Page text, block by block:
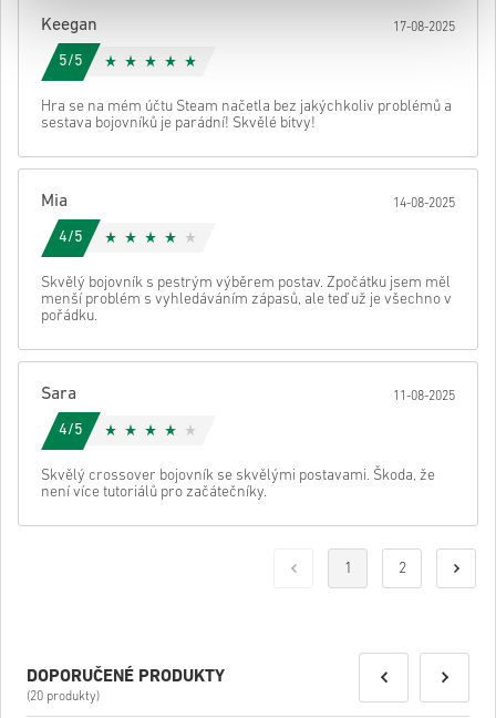
kódu.
Keegan 17-08-2025
5/5
Hra se na mém účtu Steam načetla bez jakýchkoliv problémů a
sestava bojovníků je parádní! Skvělé bitvy!
Mia 14-08-2025
4/5
Skvělý bojovník s pestrým výběrem postav. Zpočátku jsem měl
menší problém s vyhledáváním zápasů, ale teď už je všechno v
pořádku.
Sara 11-08-2025
4/5
Skvělý crossover bojovník se skvělými postavami. Škoda, že
není více tutoriálů pro začátečníky.
1 2
DOPORUČENÉ PRODUKTY
(20 produkty)